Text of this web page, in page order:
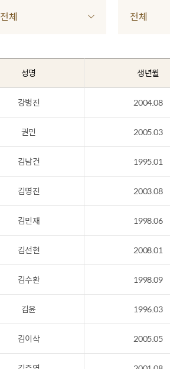
전체 전체
성명 생년월
강병진 2004.08
권민 2005.03
김남건 1995.01
김명진 2003.08
김민재 1998.06
김선현 2008.01
김수환 1998.09
김윤 1996.03
김이삭 2005.05